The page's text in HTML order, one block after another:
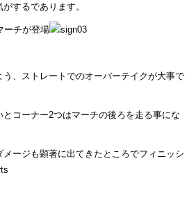
するであります。
ーチが登場
、ストレートでのオーバーテイクが大事で
コーナー2つはマーチの後ろを走る事にな
ージも顕著に出てきたところでフィニッシ